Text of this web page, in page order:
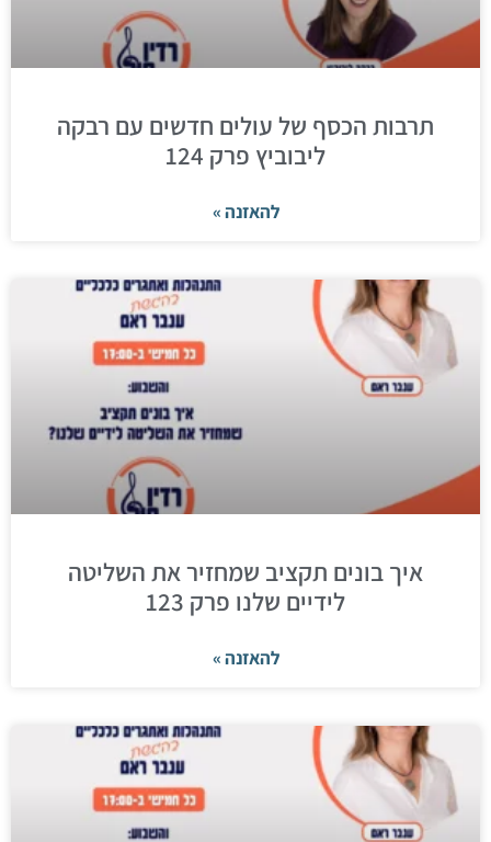
תרבות הכסף של עולים חדשים עם רבקה
ליבוביץ פרק 124
להאזנה »
איך בונים תקציב שמחזיר את השליטה
לידיים שלנו פרק 123
להאזנה »